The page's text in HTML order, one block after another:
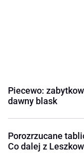
Piecewo:
dawny blask
Porozrzucane
Co dalej z